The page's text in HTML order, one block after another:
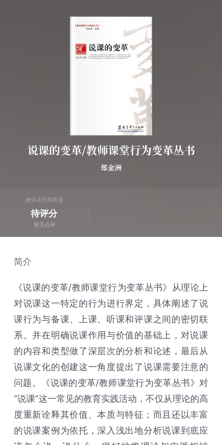
说课的变革/教师课堂行为变革丛书
郑金洲
微信读书推荐值
待评分
暂无点评
简介
《说课的变革/教师课堂行为变革丛书》从理论上
对说课这一特定的行为进行界定，具体阐述了说
课行为与备课、上课、听课和评课之间的密切联
系。并在明确说课作用与价值的基础上，对说课
的内容和类型做了深层次的分析和论述，最后从
说课文化的创建这一角度提出了说课需要注意的
问题。《说课的变革/教师课堂行为变革丛书》对
“说课”这一常见的教育实践活动，不仅从理论的高
度重新诠释其价值、本质与特征；而且还以丰富
的说课案例为依托，深入浅出地分析说课到底应